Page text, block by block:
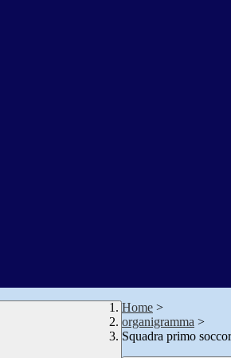
Home >
organigramma >
Squadra primo